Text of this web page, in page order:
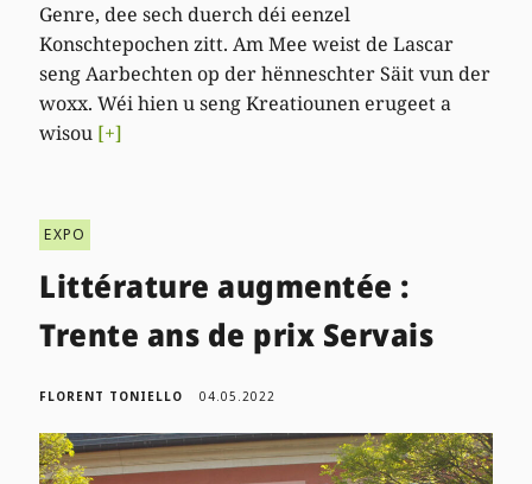
Genre, dee sech duerch déi eenzel
Konschtepochen zitt. Am Mee weist de Lascar
seng Aarbechten op der hënneschter Säit vun der
woxx. Wéi hien u seng Kreatiounen erugeet a
wisou [+]
EXPO
Littérature augmentée :
Trente ans de prix Servais
FLORENT TONIELLO 04.05.2022